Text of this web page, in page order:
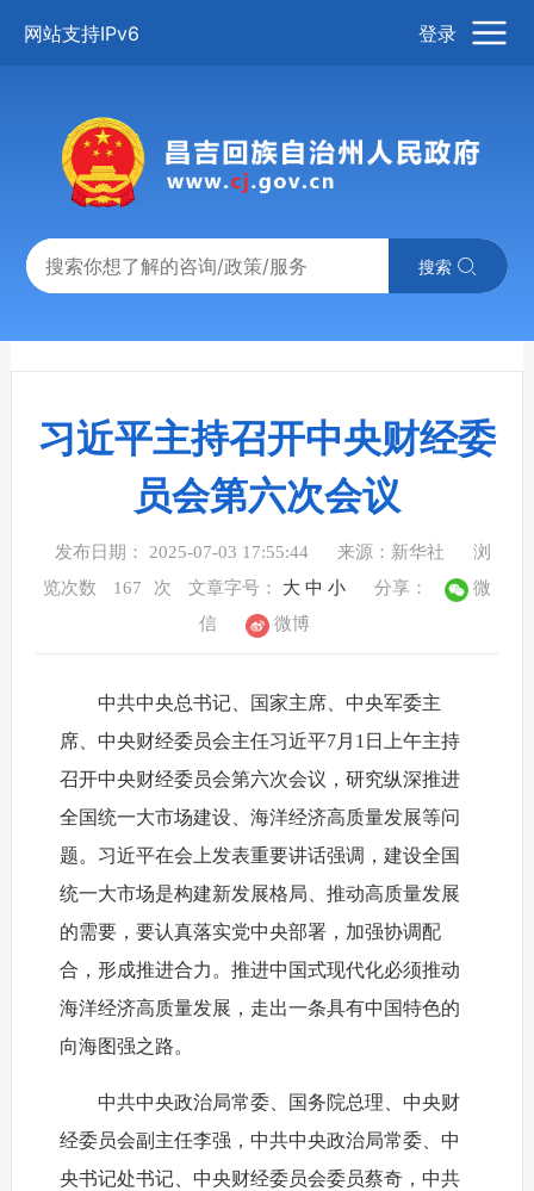
网站支持IPv6 登录
搜索
习近平主持召开中央财经委
员会第六次会议
发布日期： 2025-07-03 17:55:44 来源：新华社
浏
览次数
167 次 文章字号： 大 中 小 分享：
微
信
微博
中共中央总书记、国家主席、中央军委主
席、中央财经委员会主任习近平7月1日上午主持
召开中央财经委员会第六次会议，研究纵深推进
全国统一大市场建设、海洋经济高质量发展等问
题。习近平在会上发表重要讲话强调，建设全国
统一大市场是构建新发展格局、推动高质量发展
的需要，要认真落实党中央部署，加强协调配
合，形成推进合力。推进中国式现代化必须推动
海洋经济高质量发展，走出一条具有中国特色的
向海图强之路。
中共中央政治局常委、国务院总理、中央财
经委员会副主任李强，中共中央政治局常委、中
央书记处书记、中央财经委员会委员蔡奇，中共